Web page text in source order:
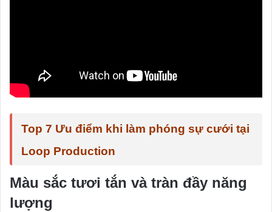
Top 7 Ưu điểm khi làm phóng sự cưới tại
Loop Production
Màu sắc tươi tắn và tràn đầy năng
lượng